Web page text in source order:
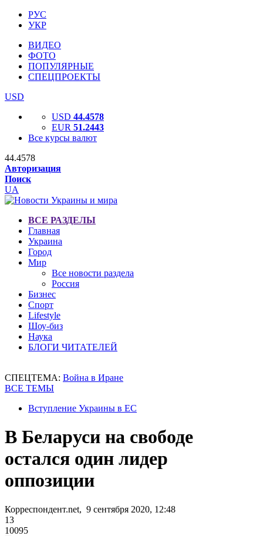
РУС
УКР
ВИДЕО
ФОТО
ПОПУЛЯРНЫЕ
СПЕЦПРОЕКТЫ
USD
USD 44.4578
EUR 51.2443
Все курсы валют
44.4578
Авторизация
Поиск
UA
ВСЕ РАЗДЕЛЫ
Главная
Украина
Город
Мир
Все новости раздела
Россия
Бизнес
Спорт
Lifestyle
Шоу-биз
Наука
БЛОГИ ЧИТАТЕЛЕЙ
СПЕЦТЕМА: Война в Иране
ВСЕ ТЕМЫ
Вступление Украины в ЕС
В Беларуси на свободе
остался один лидер
оппозиции
Корреспондент.net, 9 сентября 2020, 12:48
13
10095